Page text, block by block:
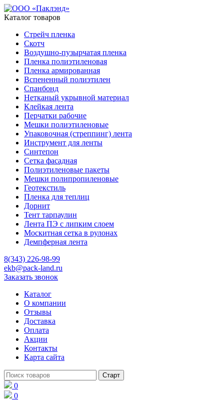
Каталог товаров
Стрейч пленка
Скотч
Воздушно-пузырчатая пленка
Пленка полиэтиленовая
Пленка армированная
Вспененный полиэтилен
Спанбонд
Нетканый укрывной материал
Клейкая лента
Перчатки рабочие
Мешки полиэтиленовые
Упаковочная (стреппинг) лента
Инструмент для ленты
Синтепон
Сетка фасадная
Полиэтиленовые пакеты
Мешки полипропиленовые
Геотекстиль
Пленка для теплиц
Дорнит
Тент тарпаулин
Лента ПЭ с липким слоем
Москитная сетка в рулонах
Демпферная лента
8(343) 226-98-99
ekb@pack-land.ru
Заказать звонок
Каталог
О компании
Отзывы
Доставка
Оплата
Акции
Контакты
Карта сайта
0
0